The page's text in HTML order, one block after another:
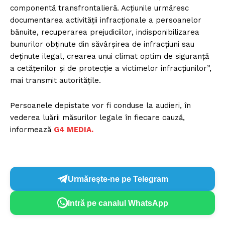
componentă transfrontalieră. Acțiunile urmăresc
documentarea activității infracționale a persoanelor
bănuite, recuperarea prejudiciilor, indisponibilizarea
bunurilor obținute din săvârșirea de infracțiuni sau
deținute ilegal, crearea unui climat optim de siguranță
a cetățenilor și de protecție a victimelor infracțiunilor”,
mai transmit autoritățile.
Persoanele depistate vor fi conduse la audieri, în
vederea luării măsurilor legale în fiecare cauză,
informează G4 MEDIA.
Urmărește-ne pe Telegram
Intră pe canalul WhatsApp